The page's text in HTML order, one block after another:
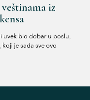
iz
uvek bio dobar u poslu,
je sada sve ovo